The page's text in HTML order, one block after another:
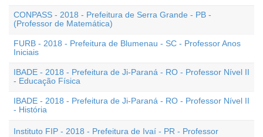
CONPASS - 2018 - Prefeitura de Serra Grande - PB -
(Professor de Matemática)
FURB - 2018 - Prefeitura de Blumenau - SC - Professor Anos
Iniciais
IBADE - 2018 - Prefeitura de Ji-Paraná - RO - Professor Nível II
- Educação Física
IBADE - 2018 - Prefeitura de Ji-Paraná - RO - Professor Nível II
- História
Instituto FIP - 2018 - Prefeitura de Ivaí - PR - Professor